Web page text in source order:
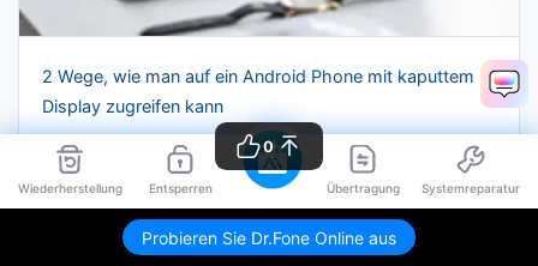
Wiederherstellung Entsperren Übertragung Systemreparatur
Probieren Sie Dr.Fone Online aus
2 Wege, wie man auf ein Android Phone mit kaputtem
Display zugreifen kann
0